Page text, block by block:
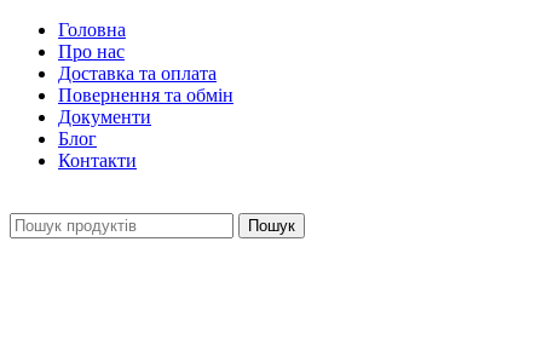
Головна
Про нас
Доставка та оплата
Повернення та обмін
Документи
Блог
Контакти
Пошук